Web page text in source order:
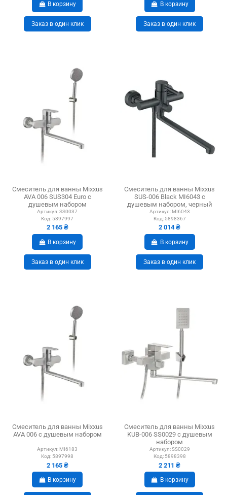
В корзину
Заказ в один клик
В корзину
Заказ в один клик
Смеситель для ванны Mixxus
AVA 006 SUS304 Euro с
душевым набором
Артикул:SS0037
Код: 5897997
2 165 ₴
В корзину
Заказ в один клик
Смеситель для ванны Mixxus
SUS-006 Black MI6043 с
душевым набором, черный
Артикул: MI6043
Код: 5898367
2 014 ₴
В корзину
Заказ в один клик
Смеситель для ванны Mixxus
AVA 006 с душевым набором
Артикул: MI6183
Код: 5897998
2 165 ₴
В корзину
Смеситель для ванны Mixxus
KUB-006 SS0029 с душевым
набором
Артикул:SS0029
Код: 5898398
2 211 ₴
В корзину